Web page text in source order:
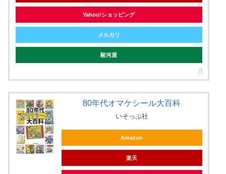
Yahoo!ショッピング
メルカリ
駿河屋
80年代オマケシール大百科
いそっぷ社
Amazon
楽天